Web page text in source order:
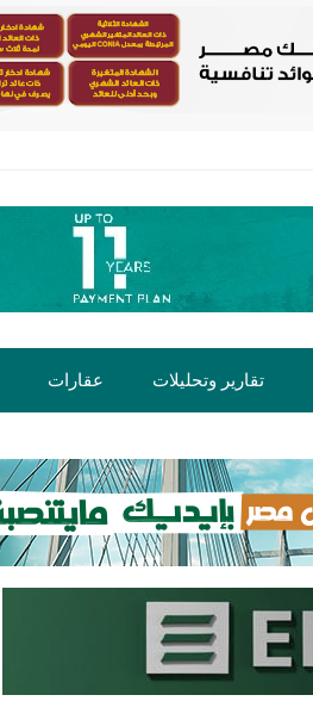
تقارير وتحليلات عقارات